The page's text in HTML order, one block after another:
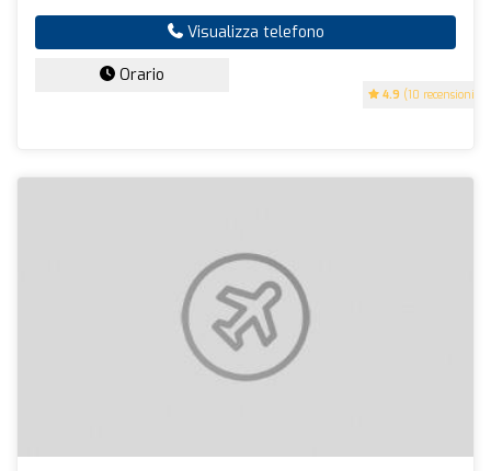
4.9 (10 recensioni)
Visualizza telefono
Orario